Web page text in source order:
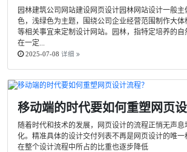
园林建筑公司网站建设网页设计园林网站设计一般
色，浅绿色为主题，围绕公司企业经营范围制作大
等相关事宜来定制设计网站。园林，指特定培养的自
在一定...
2025-07-08 详细
移动端的时代要如何重塑网页设
随着时代和技术的发展，网页设计的流程正悄无声息
化。精准具体的设计交付列表不再是网页设计的唯
在整个设计流程中所占的比重也逐步降低